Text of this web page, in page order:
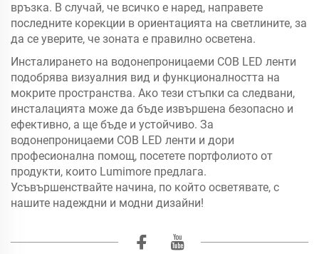
връзка. В случай, че всичко е наред, направете
последните корекции в ориентацията на светлините, за
да се уверите, че зоната е правилно осветена.
Инсталирането на водонепроницаеми COB LED ленти
подобрява визуалния вид и функционалността на
мокрите пространства. Ако тези стъпки са следвани,
инсталацията може да бъде извършена безопасно и
ефективно, а ще бъде и устойчиво. За
водонепроницаеми COB LED ленти и дори
професионална помощ, посетете портфолиото от
продукти, които Lumimore предлага.
Усъвършенствайте начина, по който осветявате, с
нашите надеждни и модни дизайни!